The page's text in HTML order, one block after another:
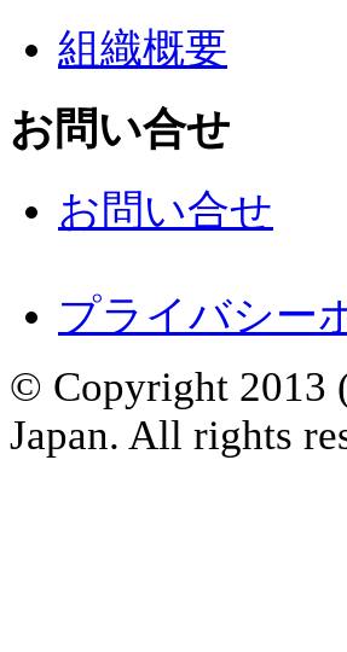
組織概要
お問い合せ
お問い合せ
プライバシー
© Copyright 2013
Japan. All rights